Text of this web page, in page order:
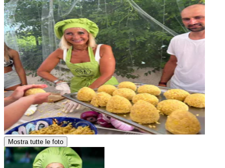
Mostra tutte le foto